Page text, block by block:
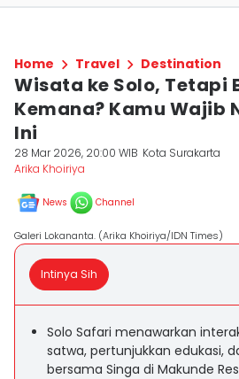
Home Travel Destination
Wisata ke Solo, Tetapi
Kemana? Kamu Wajib
Ini
28 Mar 2026, 20:00 WIB Kota Surakarta
Arika Khoiriya
News Channel
Galeri Lokananta. (Arika Khoiriya/IDN Times)
Intinya Sih
Solo Safari menawarkan
satwa, pertunjukkan edukasi,
bersama Singa di Makunde